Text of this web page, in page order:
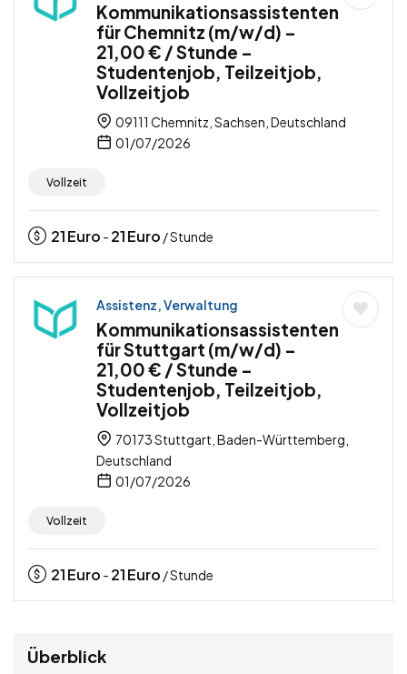
Kommunikationsassistenten
für Chemnitz (m/w/d) –
21,00 € / Stunde –
Studentenjob, Teilzeitjob,
Vollzeitjob
09111 Chemnitz, Sachsen, Deutschland
01/07/2026
Vollzeit
21Euro - 21Euro / Stunde
Assistenz, Verwaltung
Kommunikationsassistenten
für Stuttgart (m/w/d) –
21,00 € / Stunde –
Studentenjob, Teilzeitjob,
Vollzeitjob
70173 Stuttgart, Baden-Württemberg,
Deutschland
01/07/2026
Vollzeit
21Euro - 21Euro / Stunde
Überblick